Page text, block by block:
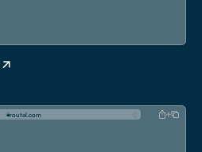
routal com